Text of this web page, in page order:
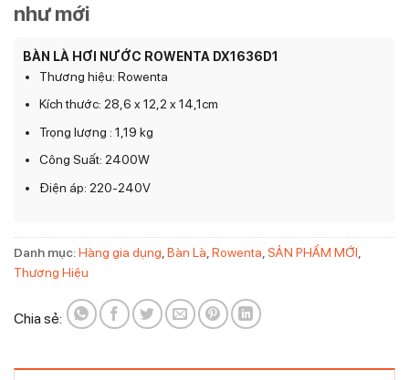
như mới
BÀN LÀ HƠI NƯỚC ROWENTA DX1636D1
Thương hiệu: Rowenta
Kích thước: 28,6 x 12,2 x 14,1cm
Trọng lượng : 1,19 kg
Công Suất: 2400W
Điện áp: 220-240V
Danh mục:Hàng gia dụng Bàn Là Rowenta SẢN PHẨM MỚI
Thương Hiệu
Chia sẻ: